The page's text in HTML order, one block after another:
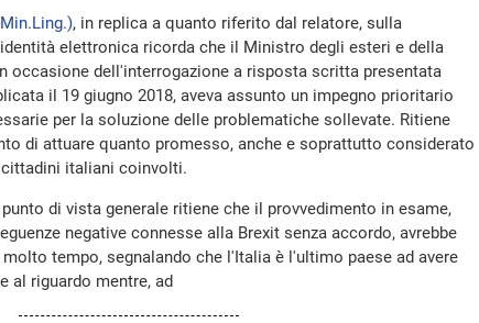
, in replica a quanto riferito dal relatore, sulla
elettronica ricorda che il Ministro degli esteri e della
occasione dell'interrogazione a risposta scritta presentata
il 19 giugno 2018, aveva assunto un impegno prioritario
per la soluzione delle problematiche sollevate. Ritiene
di attuare quanto promesso, anche e soprattutto considerato
italiani coinvolti.
punto di vista generale ritiene che il provvedimento in esame,
negative connesse alla Brexit senza accordo, avrebbe
tempo, segnalando che l'Italia è l'ultimo paese ad avere
al riguardo mentre, ad